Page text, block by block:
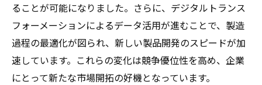
ることが可能になりました。さらに、デジタルトランス
フォーメーションによるデータ活用が進むことで、製造
過程の最適化が図られ、新しい製品開発のスピードが加
速しています。これらの変化は競争優位性を高め、企業
にとって新たな市場開拓の好機となっています。